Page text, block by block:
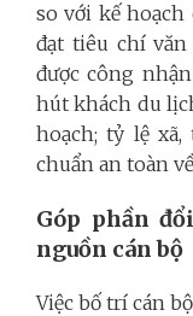
so với kế
đạt tiêu chí
được công
hút khách du
hoạch; tỷ lệ
chuẩn an toàn
Góp phần
nguồn cán bộ
Việc bố trí cán